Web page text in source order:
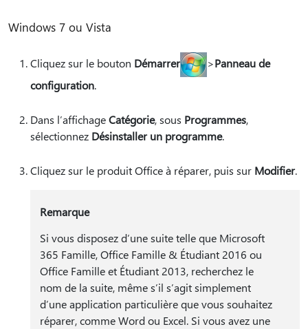
Windows 7 ou Vista
Cliquez sur le bouton Démarrer >Panneau de
configuration.
Dans l’affichageCatégorie, sous Programmes,
sélectionnez Désinstaller un programme.
Cliquez sur le produit Office à réparer, puis sur Modifier.
Remarque
Si vous disposez d’une suite telle que Microsoft
365 Famille, Office Famille & Étudiant 2016 ou
Office Famille et Étudiant 2013, recherchez le
nom de la suite, même s’il s’agit simplement
d’une application particulière que vous souhaitez
réparer, comme Word ou Excel. Si vous avez une